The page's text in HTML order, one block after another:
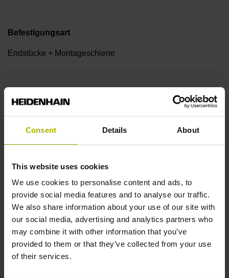
Consent Details About
This website uses cookies
We use cookies to personalise content and ads, to
provide social media features and to analyse our traffic.
We also share information about your use of our site with
our social media, advertising and analytics partners who
may combine it with other information that you’ve
provided to them or that they’ve collected from your use
of their services.
Befestigungsart
Endstücke + Montageschiene
ohne Wertangabe
Ausgabecode